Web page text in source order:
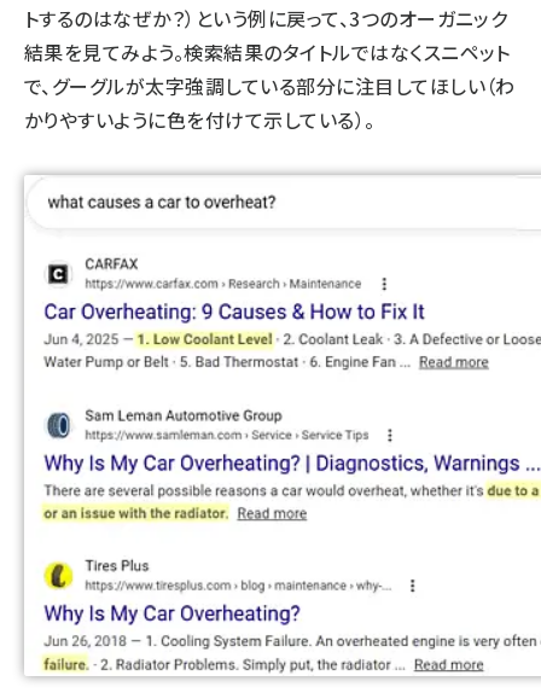
トするのはなぜか？）という例に戻って、3つのオーガニック
結果を見てみよう。検索結果のタイトルではなくスニペット
で、グーグルが太字強調している部分に注目してほしい（わ
かりやすいように色を付けて示している）。